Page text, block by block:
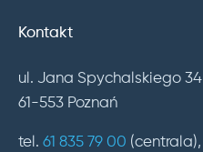
Kontakt
ul. Jana Spychalskiego 34
61-553 Poznań
tel. 61 835 79 00 (centrala),